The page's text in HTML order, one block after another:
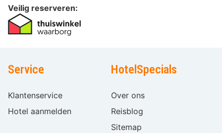
Veilig reserveren:
Service
Klantenservice
Hotel aanmelden
HotelSpecials
Over ons
Reisblog
Sitemap